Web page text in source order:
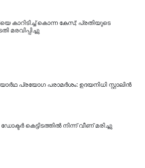
കാറിടിച്ച് കൊന്ന കേസ്; പ്രതിയുടെ
മരവിപ്പിച്ചു
പ്രയോ​ഗ പരാമർശം: ഉദയനിധി സ്റ്റാലിൻ
കെട്ടിടത്തിൽ നിന്ന് വീണ് മരിച്ചു